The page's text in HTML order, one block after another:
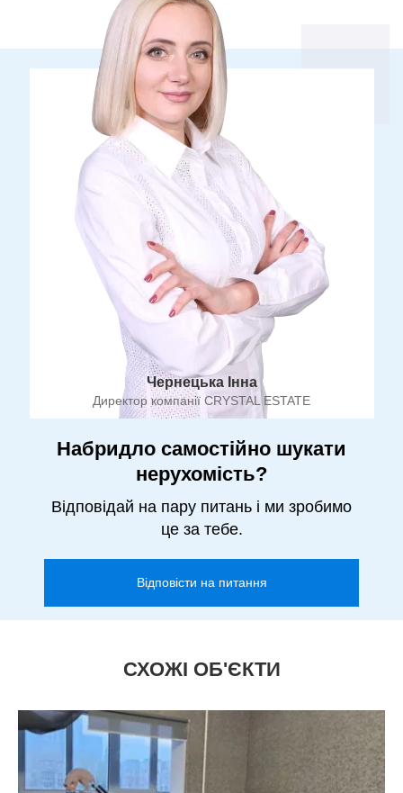
Чернецька Інна
Директор компанії CRYSTAL ESTATE
Набридло самостійно шукати
нерухомість?
Відповідай на пару питань і ми зробимо
це за тебе.
Відповісти на питання
СХОЖІ ОБ'ЄКТИ